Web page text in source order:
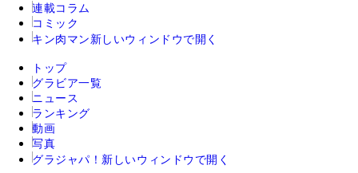
連載コラム
コミック
キン肉マン 新しいウィンドウで開く
トップ
グラビア一覧
ニュース
ランキング
動画
写真
グラジャパ！ 新しいウィンドウで開く